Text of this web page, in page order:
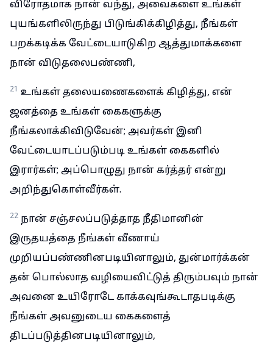
விரோதமாக நான் வந்து, அவைகளை உங்கள்
புயங்களிலிருந்து பிடுங்கிக்கிழித்து, நீங்கள்
பறக்கடிக்க வேட்டையாடுகிற ஆத்துமாக்களை
நான் விடுதலைபண்ணி,
21 உங்கள் தலையணைகளைக் கிழித்து, என்
ஜனத்தை உங்கள் கைகளுக்கு
நீங்கலாக்கிவிடுவேன்; அவர்கள் இனி
வேட்டையாடப்படும்படி உங்கள் கைகளில்
இரார்கள்; அப்பொழுது நான் கர்த்தர் என்று
அறிந்துகொள்வீர்கள்.
22 நான் சஞ்சலப்படுத்தாத நீதிமானின்
இருதயத்தை நீங்கள் வீணாய்
முறியப்பண்ணினபடியினாலும், துன்மார்க்கன்
தன் பொல்லாத வழியைவிட்டுத் திரும்பவும் நான்
அவனை உயிரோடே காக்கவுங்கூடாதபடிக்கு
நீங்கள் அவனுடைய கைகளைத்
திடப்படுத்தினபடியினாலும்,